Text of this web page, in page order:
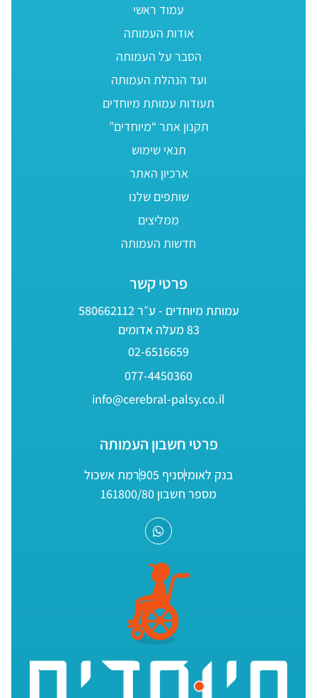
עמוד ראשי
אודות העמותה
הסבר על העמותה
ועד הנהלת העמותה
תעודות עמותת מיוחדים
תקנון אתר “מיוחדים”
תנאי שימוש
ארכיון האתר
שותפים שלנו
ממליצים
חדשות העמותה
פרטי קשר
עמותת מיוחדים - ע״ר 580662112
83 מעלה אדומים
02-6516659
077-4450360
info@cerebral-palsy.co.il
פרטי חשבון העמותה
בנק לאומיסניף 905
רמת אשכול
מספר חשבון 161800/80